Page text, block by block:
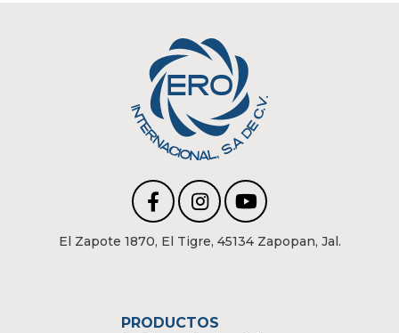
El Zapote 1870, El Tigre, 45134 Zapopan, Jal.
PRODUCTOS